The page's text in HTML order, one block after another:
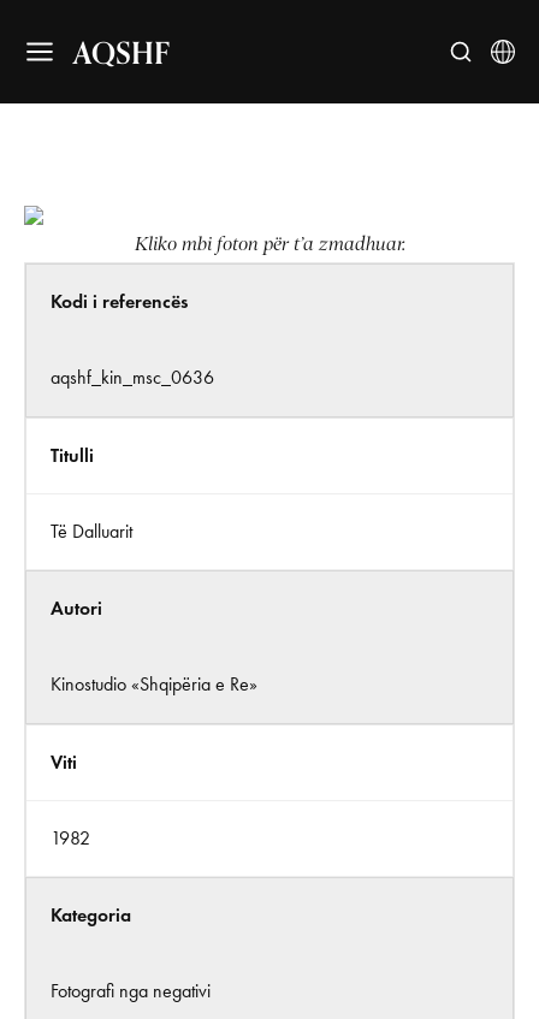
AQSHF
Kliko mbi foton për t’a zmadhuar.
Kodi i referencës
aqshf_kin_msc_0636
Titulli
Të Dalluarit
Autori
Kinostudio «Shqipëria e Re»
Viti
1982
Kategoria
Fotografi nga negativi